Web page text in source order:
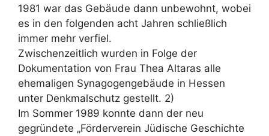
1981 war das Gebäude dann unbewohnt, wobei
es in den folgenden acht Jahren schließlich
immer mehr verfiel.
Zwischenzeitlich wurden in Folge der
Dokumentation von Frau Thea Altaras alle
ehemaligen Synagogengebäude in Hessen
unter Denkmalschutz gestellt. 2)
Im Sommer 1989 konnte dann der neu
gegründete „Förderverein Jüdische Geschichte